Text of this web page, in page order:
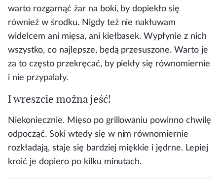
warto rozgarnąć żar na boki, by dopiekło się
również w środku. Nigdy też nie nakłuwam
widelcem ani mięsa, ani kiełbasek. Wypłynie z nich
wszystko, co najlepsze, będą przesuszone. Warto je
za to często przekręcać, by piekły się równomiernie
i nie przypalały.
I wreszcie można jeść!
Niekoniecznie. Mięso po grillowaniu powinno chwilę
odpocząć. Soki wtedy się w nim równomiernie
rozkładają, staje się bardziej miękkie i jędrne. Lepiej
kroić je dopiero po kilku minutach.